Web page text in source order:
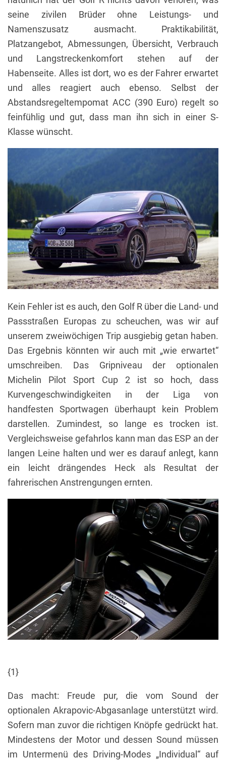
seine zivilen Brüder ohne Leistungs- und
Namenszusatz ausmacht. Praktikabilität,
Platzangebot, Abmessungen, Übersicht, Verbrauch
und Langstreckenkomfort stehen auf der
Habenseite. Alles ist dort, wo es der Fahrer erwartet
und alles reagiert auch ebenso. Selbst der
Abstandsregeltempomat ACC (390 Euro) regelt so
feinfühlig und gut, dass man ihn sich in einer S-
Klasse wünscht.
Kein Fehler ist es auch, den Golf R über die Land- und
Passstraßen Europas zu scheuchen, was wir auf
unserem zweiwöchigen Trip ausgiebig getan haben.
Das Ergebnis könnten wir auch mit „wie erwartet“
umschreiben. Das Gripniveau der optionalen
Michelin Pilot Sport Cup 2 ist so hoch, dass
Kurvengeschwindigkeiten in der Liga von
handfesten Sportwagen überhaupt kein Problem
darstellen. Zumindest, so lange es trocken ist.
Vergleichsweise gefahrlos kann man das ESP an der
langen Leine halten und wer es darauf anlegt, kann
ein leicht drängendes Heck als Resultat der
fahrerischen Anstrengungen ernten.
{1}
Das macht: Freude pur, die vom Sound der
optionalen Akrapovic-Abgasanlage unterstützt wird.
Sofern man zuvor die richtigen Knöpfe gedrückt hat.
Mindestens der Motor und dessen Sound müssen
im Untermenü des Driving-Modes „Individual“ auf